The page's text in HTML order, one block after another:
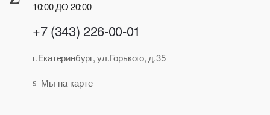
10:00 ДО 20:00
+7 (343) 226-00-01
г.Екатеринбург, ул.Горького, д.35
Мы на карте